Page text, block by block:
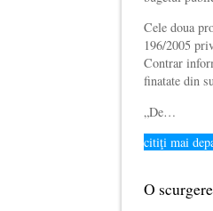
Cele doua
196/2005
Contrar
finatate din
„De…
citiţi mai
O